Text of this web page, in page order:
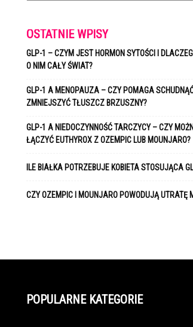
OSTATNIE WPISY
GLP-1 – CZYM JEST HORMON SYTOŚCI I
O NIM CAŁY ŚWIAT?
GLP-1 A MENOPAUZA – CZY POMAGA SCHUDNĄĆ
ZMNIEJSZYĆ TŁUSZCZ BRZUSZNY?
GLP-1 A NIEDOCZYNNOŚĆ TARCZYCY – CZY
ŁĄCZYĆ EUTHYROX Z OZEMPIC LUB MOUNJARO?
ILE BIAŁKA POTRZEBUJE KOBIETA STOSUJĄCA
CZY OZEMPIC I MOUNJARO POWODUJĄ UTRATĘ
POPULARNE KATEGORIE